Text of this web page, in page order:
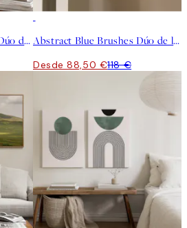
Contemporary Abstract Dúo de lienzos Abstract Blue Brushes Dúo de lienzos
Desde 88,50 €118 €